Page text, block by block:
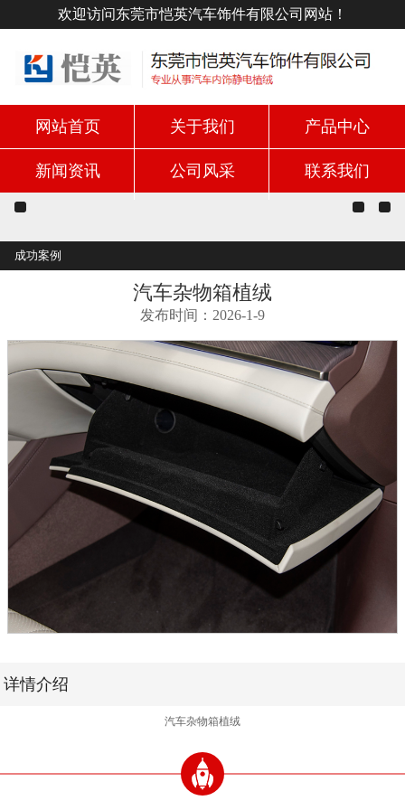
欢迎访问东莞市恺英汽车饰件有限公司网站！
网站首页 关于我们 产品中心
新闻资讯 公司风采 联系我们
成功案例
汽车杂物箱植绒
发布时间：2026-1-9
详情介绍
汽车杂物箱植绒